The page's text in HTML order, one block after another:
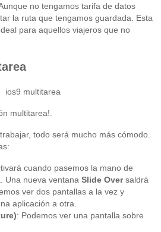
no tengamos tarifa de datos
la ruta que tengamos guardada. Esta
para aquellos viajeros que no
multitarea!.
todo será mucho más cómodo.
cuando pasemos la mano de
Una nueva ventana Slide Oversaldrá
ver dos pantallas a la vez y
aplicación a otra.
: Podemos ver una pantalla sobre